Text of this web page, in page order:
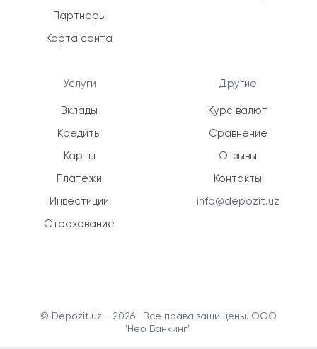
Партнеры
Карта сайта
Услуги
Вклады
Кредиты
Карты
Платежи
Инвестиции
Страхование
Другие
Курс валют
Сравнение
Отзывы
Контакты
info@depozit.uz
© Depozit.uz - 2026 | Все права защищены. ООО
"Нео Банкинг".